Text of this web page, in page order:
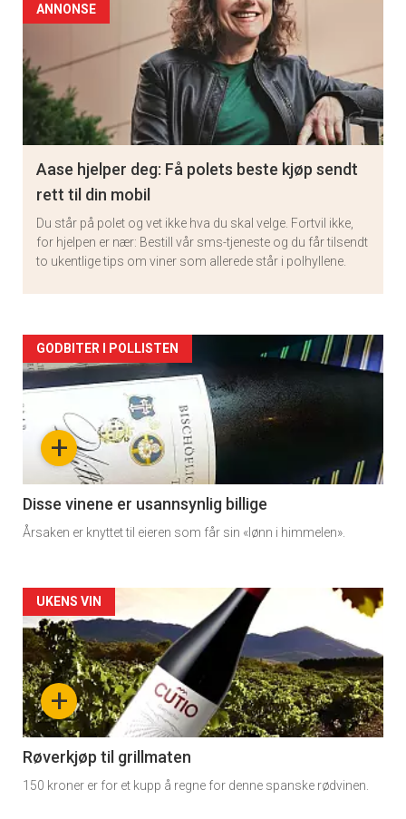
ANNONSE
Aase hjelper deg: Få polets beste kjøp sendt
rett til din mobil
Du står på polet og vet ikke hva du skal velge. Fortvil ikke,
for hjelpen er nær: Bestill vår sms-tjeneste og du får tilsendt
to ukentlige tips om viner som allerede står i polhyllene.
Artikler
detail
-
section
11
+
GODBITER I POLLISTEN
Disse vinene er usannsynlig billige
Årsaken er knyttet til eieren som får sin «lønn i himmelen».
Artikler
detail
-
section
11
Dagens
+
UKENS VIN
Røverkjøp til grillmaten
150 kroner er for et kupp å regne for denne spanske rødvinen.